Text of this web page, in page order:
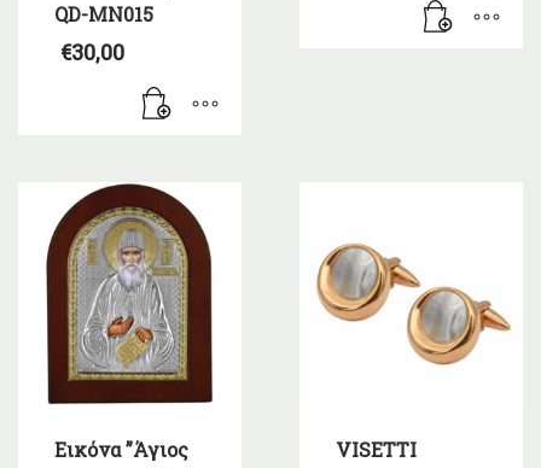
QD-MN015
€30,00
Εικόνα ”Άγιος
VISETTI